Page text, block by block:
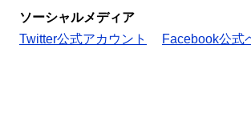
ソーシャルメディア
Twitter公式アカウント
Facebook公式